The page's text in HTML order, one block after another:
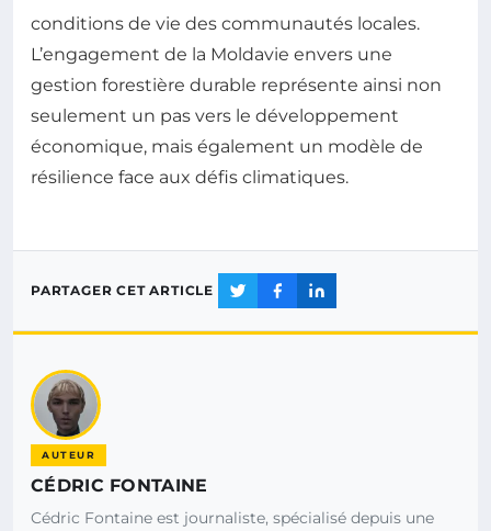
conditions de vie des communautés locales.
L’engagement de la Moldavie envers une
gestion forestière durable représente ainsi non
seulement un pas vers le développement
économique, mais également un modèle de
résilience face aux défis climatiques.
PARTAGER CET ARTICLE
AUTEUR
CÉDRIC FONTAINE
Cédric Fontaine est journaliste, spécialisé depuis une